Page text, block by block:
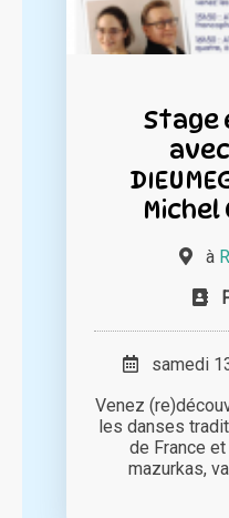
Stage
Michel
à
samedi 13
Venez
les danses
de France et
mazurkas,